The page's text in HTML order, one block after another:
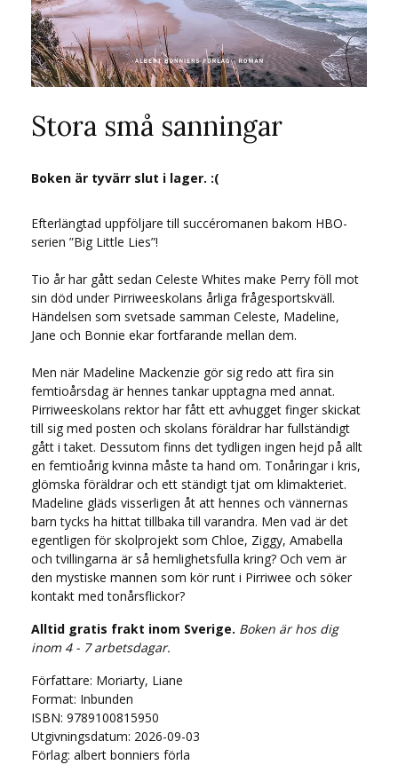
Stora små sanningar
Boken är tyvärr slut i lager. :(
Efterlängtad uppföljare till succéromanen bakom HBO-
serien ”Big Little Lies”!
Tio år har gått sedan Celeste Whites make Perry föll mot
sin död under Pirriweeskolans årliga frågesportskväll.
Händelsen som svetsade samman Celeste, Madeline,
Jane och Bonnie ekar fortfarande mellan dem.
Men när Madeline Mackenzie gör sig redo att fira sin
femtioårsdag är hennes tankar upptagna med annat.
Pirriweeskolans rektor har fått ett avhugget finger skickat
till sig med posten och skolans föräldrar har fullständigt
gått i taket. Dessutom finns det tydligen ingen hejd på allt
en femtioårig kvinna måste ta hand om. Tonåringar i kris,
glömska föräldrar och ett ständigt tjat om klimakteriet.
Madeline gläds visserligen åt att hennes och vännernas
barn tycks ha hittat tillbaka till varandra. Men vad är det
egentligen för skolprojekt som Chloe, Ziggy, Amabella
och tvillingarna är så hemlighetsfulla kring? Och vem är
den mystiske mannen som kör runt i Pirriwee och söker
kontakt med tonårsflickor?
Alltid gratis frakt inom Sverige. Boken är hos dig
inom 4 - 7 arbetsdagar.
Författare: Moriarty, Liane
Format: Inbunden
ISBN: 9789100815950
Utgivningsdatum: 2026-09-03
Förlag: albert bonniers förla